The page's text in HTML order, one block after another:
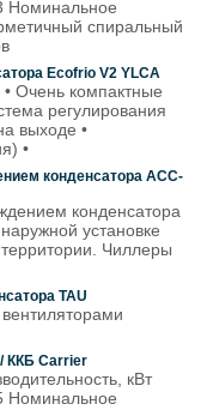
Номинальное
спиральный
Ecofrio V2 YLCA
Очень компактные
регулирования
выходе •
•
конденсатора ACC-
конденсатора
установке
Чиллеры
TAU
ККБ Carrier
кВт
Номинальное